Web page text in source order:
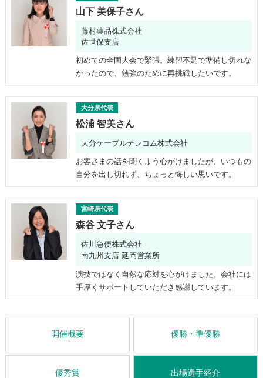
山下 美保子さん
藤村薬品株式会社
佐世保支店
初めての全国大会で緊張。練習不足で準備し切れな
かったので、勉強のために再挑戦したいです。
大分県代表
松浦 智美さん
大分ケーブルテレコム株式会社
お客さまの話を聞くよう心がけましたが、いつもの
自分を出し切れず、ちょっと悔しい思いです。
宮崎県代表
森谷 文子さん
佐川急便株式会社
南九州支店 延岡営業所
演技ではなく自然な応対を心がけました。会社には
手厚くサポートしていただき感謝しています。
開催概要 優勝・準優勝
優秀賞 出場選手紹介